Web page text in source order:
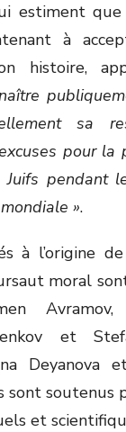
estiment
à
histoire,
sa
pour la
pendant
».
à l’origine
moral
et
Deyanova
sont soutenus
et